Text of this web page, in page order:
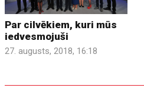
Par cilvēkiem, kuri mūs
iedvesmojuši
27. augusts, 2018, 16:18